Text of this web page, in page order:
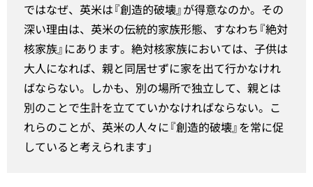
ではなぜ、英米は『創造的破壊』が得意なのか。その
深い理由は、英米の伝統的家族形態、すなわち『絶対
核家族』にあります。絶対核家族においては、子供は
大人になれば、親と同居せずに家を出て行かなけれ
ばならない。しかも、別の場所で独立して、親とは
別のことで生計を立てていかなければならない。こ
れらのことが、英米の人々に『創造的破壊』を常に促
していると考えられます」